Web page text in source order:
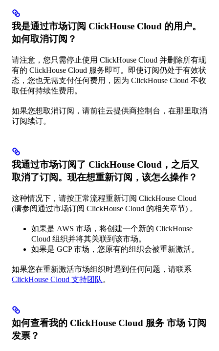
我是通过市场订阅 ClickHouse Cloud 的用户。
如何取消订阅？​
请注意，您只需停止使用 ClickHouse Cloud 并删除所有现
有的 ClickHouse Cloud 服务即可。即使订阅仍处于有效状
态，您也无需支付任何费用，因为 ClickHouse Cloud 不收
取任何持续性费用。
如果您想取消订阅，请前往云提供商控制台，在那里取消
订阅续订。
我通过市场订阅了 ClickHouse Cloud，之后又
取消了订阅。现在想重新订阅，该怎么操作？​
这种情况下，请按正常流程重新订阅 ClickHouse Cloud
(请参阅通过市场订阅 ClickHouse Cloud 的相关章节) 。
如果是 AWS 市场，将创建一个新的 ClickHouse
Cloud 组织并将其关联到该市场。
如果是 GCP 市场，您原有的组织会被重新激活。
如果您在重新激活市场组织时遇到任何问题，请联系
ClickHouse Cloud 支持团队 。
如何查看我的 ClickHouse Cloud 服务 市场 订阅
发票？​